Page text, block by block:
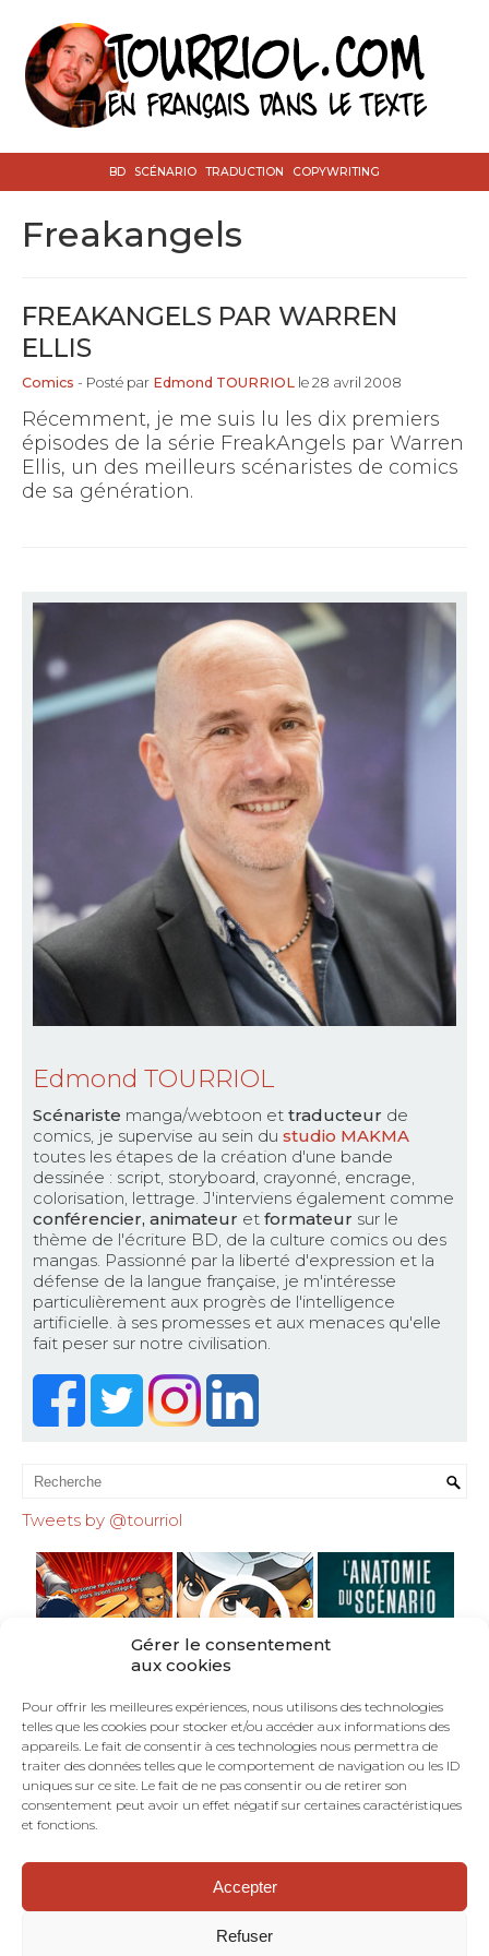
Gérer le consentement
aux cookies
Pour offrir les meilleures expériences, nous utilisons des technologies
telles que les cookies pour stocker et/ou accéder aux informations des
appareils. Le fait de consentir à ces technologies nous permettra de
traiter des données telles que le comportement de navigation ou les ID
uniques sur ce site. Le fait de ne pas consentir ou de retirer son
consentement peut avoir un effet négatif sur certaines caractéristiques
et fonctions.
Accepter
Refuser
BD SCÉNARIO TRADUCTION COPYWRITING
freakangels
FREAKANGELS PAR WARREN
ELLIS
Comics - Posté par Edmond TOURRIOL le 28 avril 2008
Récemment, je me suis lu les dix premiers
épisodes de la série FreakAngels par Warren
Ellis, un des meilleurs scénaristes de comics
de sa génération.
Edmond TOURRIOL
Scénariste manga/webtoon et traducteur de
comics, je supervise au sein du studio MAKMA
toutes les étapes de la création d'une bande
dessinée : script, storyboard, crayonné, encrage,
colorisation, lettrage. J'interviens également comme
conférencier, animateur et formateur sur le
thème de l'écriture BD, de la culture comics ou des
mangas. Passionné par la liberté d'expression et la
défense de la langue française, je m'intéresse
particulièrement aux progrès de l'intelligence
artificielle. à ses promesses et aux menaces qu'elle
fait peser sur notre civilisation.
Tweets by @tourriol
©TOURRIOL.COM - En Français dans le Texte :
blog de scénariste BD, comics, mangas.